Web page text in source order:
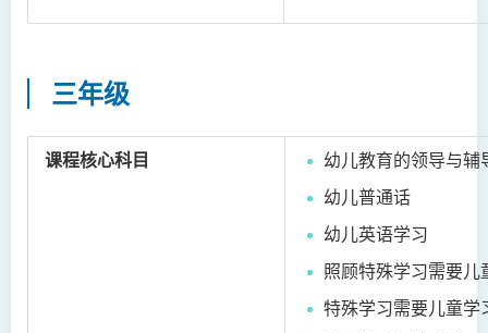
三年级
课程核心科目
幼儿教育的领导与辅
幼儿普通话
幼儿英语学习
照顾特殊学习需要儿
特殊学习需要儿童学